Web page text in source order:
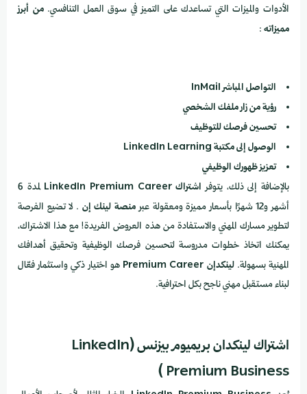
الأدوات والميزات التي تساعدك على التميز في سوق العمل التنافسي.من أبرز
مميزاته :
التواصل المباشر InMail
رؤية من زار ملفك الشخصي
تحسين فرصك للتوظيف
الوصول إلى مكتبة LinkedIn Learning
تعزيز ظهورك الوظيفي
بالإضافة إلى ذلك، يتوفر اشتراك LinkedIn Premium Career
لمدة 6
أشهر و12 شهرًا بأسعار مميزة ومعقولة عبر
منصة لينك إن . لا تضيع الفرصة
لتطوير مسارك المهني والاستفادة من هذه العروض الفريدة! مع هذا الاشتراك،
يمكنك اتخاذ خطوات مدروسة لتحسين فرصك الوظيفية وتحقيق أهدافك
المهنية بسهولة.لينكدإن Premium Career
هو اختيار ذكي واستثمار فعّال
لبناء مستقبل مهني ناجح بكل احترافية.
اشتراك لينكدان بريميوم بيزنس (LinkedIn
Premium Business )